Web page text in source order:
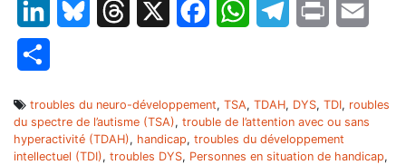
LinkedInBluesky Threads FacebookWhatsAppTelegram
Print
troubles du neuro-développement, TSA, TDAH, DYS, TDI, roubles
du spectre de l’autisme (TSA), trouble de l’attention avec ou sans
hyperactivité (TDAH), handicap, troubles du développement
intellectuel (TDI), troubles DYS, Personnes en situation de handicap,